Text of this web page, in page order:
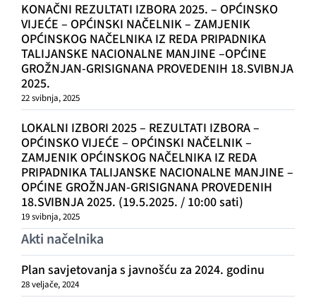
KONAČNI REZULTATI IZBORA 2025. – OPĆINSKO
VIJEĆE – OPĆINSKI NAČELNIK – ZAMJENIK
OPĆINSKOG NAČELNIKA IZ REDA PRIPADNIKA
TALIJANSKE NACIONALNE MANJINE –OPĆINE
GROŽNJAN-GRISIGNANA PROVEDENIH 18.SVIBNJA
2025.
22 svibnja, 2025
LOKALNI IZBORI 2025 – REZULTATI IZBORA –
OPĆINSKO VIJEĆE – OPĆINSKI NAČELNIK –
ZAMJENIK OPĆINSKOG NAČELNIKA IZ REDA
PRIPADNIKA TALIJANSKE NACIONALNE MANJINE –
OPĆINE GROŽNJAN-GRISIGNANA PROVEDENIH
18.SVIBNJA 2025. (19.5.2025. / 10:00 sati)
19 svibnja, 2025
Akti načelnika
Plan savjetovanja s javnošću za 2024. godinu
28 veljače, 2024